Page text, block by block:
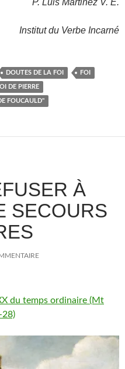
Institut du Verbe Incarné
DOUTES DE LA FOI FOI
DE PIERRE
FOUCAULD"
À
SECOURS
du temps ordinaire (Mt
28)